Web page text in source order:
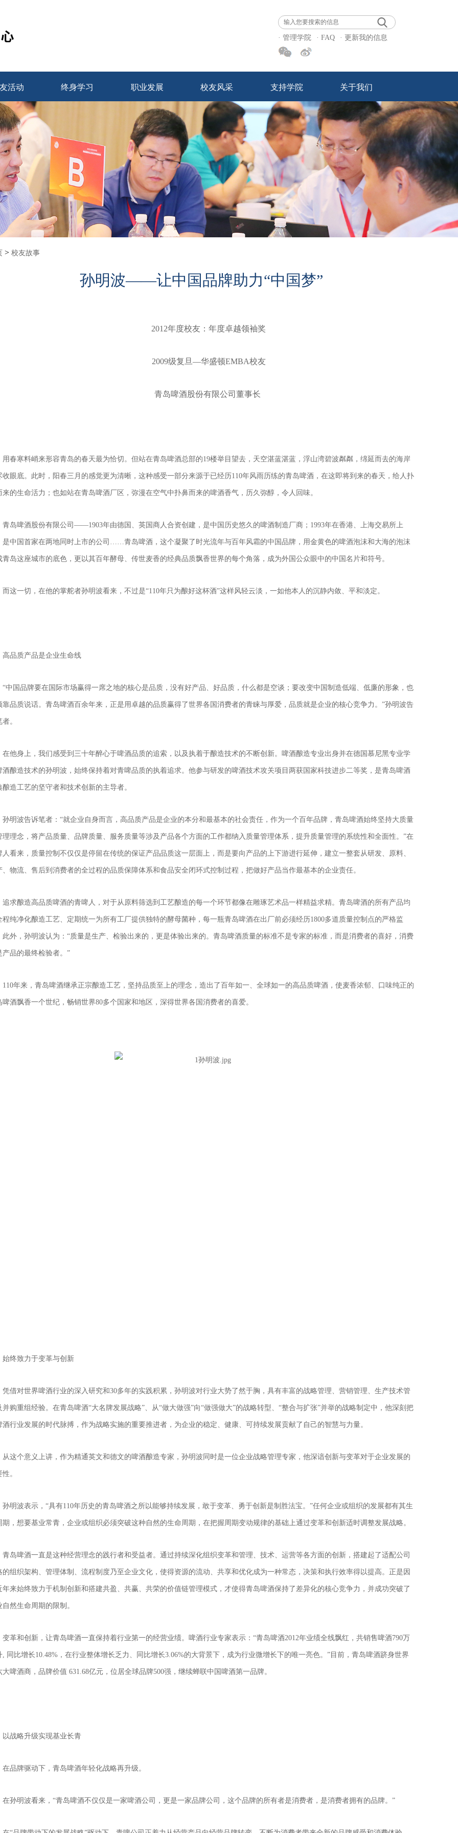
· 管理学院 · FAQ · 更新我的信息
活动 终身学习 职业发展 校友风采 支持学院 关于我们
> 校友故事
孙明波——让中国品牌助力“中国梦”
2012年度校友： 年度卓越领袖奖
2009级复旦—华盛顿EMBA校友
青岛啤酒股份有限公司董事长
用春寒料峭来形容青岛的春天最为恰切。但站在青岛啤酒总部的19楼举目望去，天空湛蓝湛蓝，浮山湾碧波粼粼，绵延而去的海岸
收眼底。此时，阳春三月的感觉更为清晰，这种感受一部分来源于已经历110年风雨历练的青岛啤酒，在这即将到来的春天，给人扑
来的生命活力；也如站在青岛啤酒厂区，弥漫在空气中扑鼻而来的啤酒香气，历久弥醇，令人回味。
青岛啤酒股份有限公司——1903年由德国、英国商人合资创建，是中国历史悠久的啤酒制造厂商；1993年在香港、上海交易所上
是中国首家在两地同时上市的公司……青岛啤酒，这个凝聚了时光流年与百年风霜的中国品牌，用金黄色的啤酒泡沫和大海的泡沫
青岛这座城市的底色，更以其百年酵母、传世麦香的经典品质飘香世界的每个角落，成为外国公众眼中的中国名片和符号。
而这一切，在他的掌舵者孙明波看来，不过是“110年只为酿好这杯酒”这样风轻云淡，一如他本人的沉静内敛、平和淡定。
高品质产品是企业生命线
“中国品牌要在国际市场赢得一席之地的核心是品质，没有好产品、好品质，什么都是空谈；要改变中国制造低端、低廉的形象，也
靠品质说话。青岛啤酒百余年来，正是用卓越的品质赢得了世界各国消费者的青睐与厚爱，品质就是企业的核心竞争力。”孙明波告
。
在他身上，我们感受到三十年醉心于啤酒品质的追索，以及执着于酿造技术的不断创新。啤酒酿造专业出身并在德国慕尼黑专业学
酒酿造技术的孙明波，始终保持着对青啤品质的执着追求。他参与研发的啤酒技术攻关项目两获国家科技进步二等奖，是青岛啤酒
酿造工艺的坚守者和技术创新的主导者。
孙明波告诉笔者：“就企业自身而言，高品质产品是企业的本分和最基本的社会责任，作为一个百年品牌，青岛啤酒始终坚持大质量
理理念，将产品质量、品牌质量、服务质量等涉及产品各个方面的工作都纳入质量管理体系，提升质量管理的系统性和全面性。”在
人看来，质量控制不仅仅是停留在传统的保证产品品质这一层面上，而是要向产品的上下游进行延伸，建立一整套从研发、原料、
、物流、售后到消费者的全过程的品质保障体系和食品安全闭环式控制过程，把做好产品当作最基本的企业责任。
追求酿造高品质啤酒的青啤人，对于从原料筛选到工艺酿造的每一个环节都像在雕琢艺术品一样精益求精。青岛啤酒的所有产品均
程纯净化酿造工艺、定期统一为所有工厂提供独特的酵母菌种，每一瓶青岛啤酒在出厂前必须经历1800多道质量控制点的严格监
此外，孙明波认为：“质量是生产、检验出来的，更是体验出来的。青岛啤酒质量的标准不是专家的标准，而是消费者的喜好，消费
产品的最终检验者。”
110年来，青岛啤酒继承正宗酿造工艺，坚持品质至上的理念，造出了百年如一、全球如一的高品质啤酒，使麦香浓郁、口味纯正的
啤酒飘香一个世纪，畅销世界80多个国家和地区，深得世界各国消费者的喜爱。
始终致力于变革与创新
凭借对世界啤酒行业的深入研究和30多年的实践积累，孙明波对行业大势了然于胸，具有丰富的战略管理、营销管理、生产技术管
并购重组经验。在青岛啤酒“大名牌发展战略”、从“做大做强”向“做强做大”的战略转型、“整合与扩张”并举的战略制定中，他深刻把
酒行业发展的时代脉搏，作为战略实施的重要推进者，为企业的稳定、健康、可持续发展贡献了自己的智慧与力量。
从这个意义上讲，作为精通英文和德文的啤酒酿造专家，孙明波同时是一位企业战略管理专家，他深谙创新与变革对于企业发展的
。
孙明波表示，“具有110年历史的青岛啤酒之所以能够持续发展，敢于变革、勇于创新是制胜法宝。”任何企业或组织的发展都有其生
期，想要基业常青，企业或组织必须突破这种自然的生命周期，在把握周期变动规律的基础上通过变革和创新适时调整发展战略。
青岛啤酒一直是这种经营理念的践行者和受益者。通过持续深化组织变革和管理、技术、运营等各方面的创新，搭建起了适配公司
的组织架构、管理体制、流程制度乃至企业文化，使得资源的流动、共享和优化成为一种常态，决策和执行效率得以提高。正是因
年来始终致力于机制创新和搭建共盈、共赢、共荣的价值链管理模式，才使得青岛啤酒保持了差异化的核心竞争力，并成功突破了
自然生命周期的限制。
变革和创新，让青岛啤酒一直保持着行业第一的经营业绩。啤酒行业专家表示：“青岛啤酒2012年业绩全线飘红，共销售啤酒790万
, 同比增长10.48%，在行业整体增长乏力、同比增长3.06%的大背景下，成为行业微增长下的唯一亮色。”目前，青岛啤酒跻身世界
大啤酒商，品牌价值 631.68亿元，位居全球品牌500强，继续蝉联中国啤酒第一品牌。
以战略升级实现基业长青
在品牌驱动下，青岛啤酒年轻化战略再升级。
在孙明波看来，“青岛啤酒不仅仅是一家啤酒公司，更是一家品牌公司，这个品牌的所有者是消费者，是消费者拥有的品牌。”